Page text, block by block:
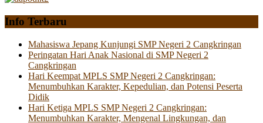
Info Terbaru
Mahasiswa Jepang Kunjungi SMP Negeri 2 Cangkringan
Peringatan Hari Anak Nasional di SMP Negeri 2
Cangkringan
Hari Keempat MPLS SMP Negeri 2 Cangkringan:
Menumbuhkan Karakter, Kepedulian, dan Potensi Peserta
Didik
Hari Ketiga MPLS SMP Negeri 2 Cangkringan:
Menumbuhkan Karakter, Mengenal Lingkungan, dan